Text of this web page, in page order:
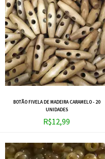
BOTÃO FIVELA DE MADEIRA CARAMELO - 20
UNIDADES
R$12,99